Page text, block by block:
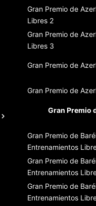
Gran Premio de
Libres 2
Gran Premio de
Libres 3
Gran Premio de
Gran Premio de
Gran Premio
Gran Premio de
Entrenamientos
Gran Premio de
Entrenamientos
Gran Premio de
Entrenamientos